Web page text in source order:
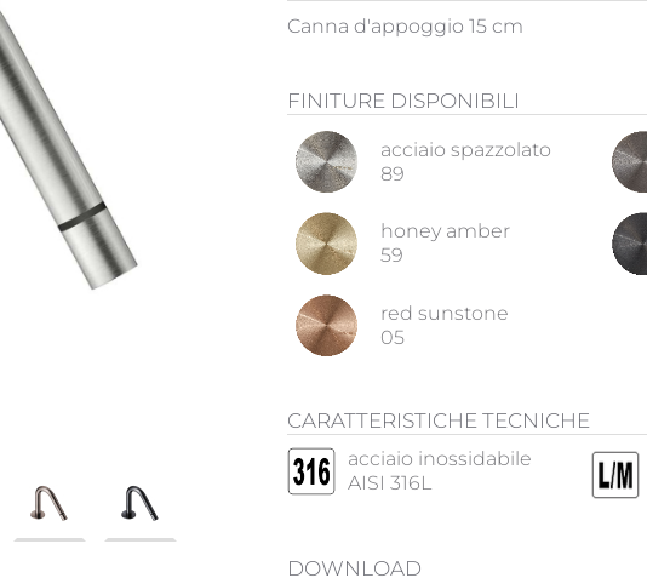
Canna d'appoggio 15 cm
FINITURE DISPONIBILI
acciaio spazzolato
89
honey amber
59
red sunstone
05
CARATTERISTICHE TECNICHE
acciaio inossidabile
AISI 316L
DOWNLOAD